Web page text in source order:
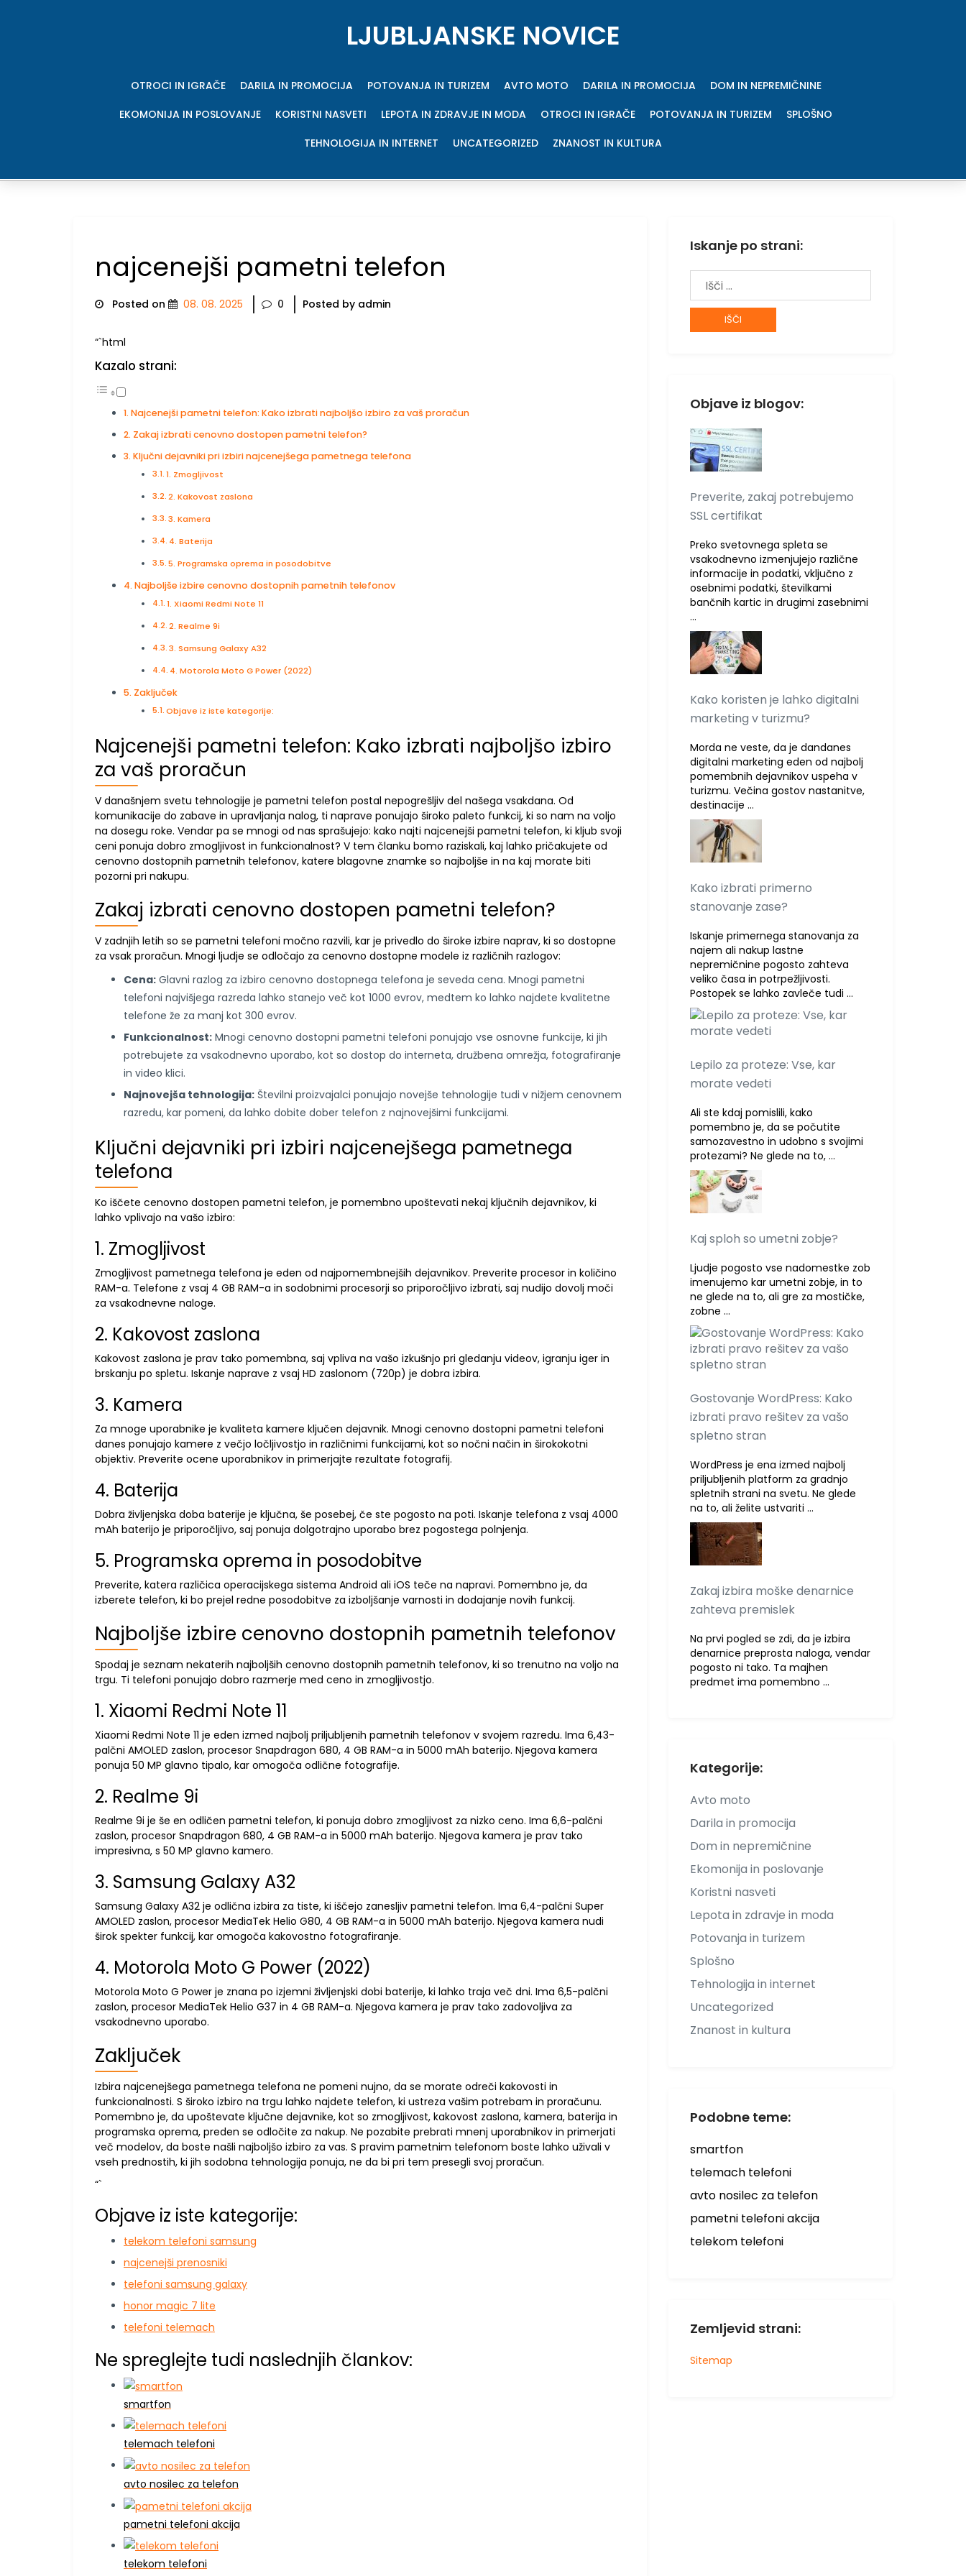
LJUBLJANSKE NOVICE
OTROCI IN IGRAČE DARILA IN PROMOCIJA POTOVANJA IN TURIZEM AVTO MOTO DARILA IN PROMOCIJA
DOM IN NEPREMIČNINE
EKOMONIJA IN POSLOVANJE
KORISTNI NASVETI LEPOTA IN ZDRAVJE IN MODA OTROCI IN IGRAČE POTOVANJA IN TURIZEM
SPLOŠNO
TEHNOLOGIJA IN INTERNET
UNCATEGORIZED ZNANOST IN KULTURA
najcenejši pametni telefon
Posted on 08. 08. 2025 0 Posted by admin
“`html
Kazalo strani:
Najcenejši pametni telefon: Kako izbrati najboljšo izbiro za vaš proračun
Zakaj izbrati cenovno dostopen pametni telefon?
Ključni dejavniki pri izbiri najcenejšega pametnega telefona
1. Zmogljivost
2. Kakovost zaslona
3. Kamera
4. Baterija
5. Programska oprema in posodobitve
Najboljše izbire cenovno dostopnih pametnih telefonov
1. Xiaomi Redmi Note 11
2. Realme 9i
3. Samsung Galaxy A32
4. Motorola Moto G Power (2022)
Zaključek
Objave iz iste kategorije:
Najcenejši pametni telefon: Kako izbrati najboljšo izbiro
za vaš proračun
V današnjem svetu tehnologije je pametni telefon postal nepogrešljiv del našega vsakdana. Od
komunikacije do zabave in upravljanja nalog, ti naprave ponujajo široko paleto funkcij, ki so nam na voljo
na dosegu roke. Vendar pa se mnogi od nas sprašujejo: kako najti najcenejši pametni telefon, ki kljub svoji
ceni ponuja dobro zmogljivost in funkcionalnost? V tem članku bomo raziskali, kaj lahko pričakujete od
cenovno dostopnih pametnih telefonov, katere blagovne znamke so najboljše in na kaj morate biti
pozorni pri nakupu.
Zakaj izbrati cenovno dostopen pametni telefon?
V zadnjih letih so se pametni telefoni močno razvili, kar je privedlo do široke izbire naprav, ki so dostopne
za vsak proračun. Mnogi ljudje se odločajo za cenovno dostopne modele iz različnih razlogov:
Cena: Glavni razlog za izbiro cenovno dostopnega telefona je seveda cena. Mnogi pametni
telefoni najvišjega razreda lahko stanejo več kot 1000 evrov, medtem ko lahko najdete kvalitetne
telefone že za manj kot 300 evrov.
Funkcionalnost: Mnogi cenovno dostopni pametni telefoni ponujajo vse osnovne funkcije, ki jih
potrebujete za vsakodnevno uporabo, kot so dostop do interneta, družbena omrežja, fotografiranje
in video klici.
Najnovejša tehnologija: Številni proizvajalci ponujajo novejše tehnologije tudi v nižjem cenovnem
razredu, kar pomeni, da lahko dobite dober telefon z najnovejšimi funkcijami.
Ključni dejavniki pri izbiri najcenejšega pametnega
telefona
Ko iščete cenovno dostopen pametni telefon, je pomembno upoštevati nekaj ključnih dejavnikov, ki
lahko vplivajo na vašo izbiro:
1. Zmogljivost
Zmogljivost pametnega telefona je eden od najpomembnejših dejavnikov. Preverite procesor in količino
RAM-a. Telefone z vsaj 4 GB RAM-a in sodobnimi procesorji so priporočljivo izbrati, saj nudijo dovolj moči
za vsakodnevne naloge.
2. Kakovost zaslona
Kakovost zaslona je prav tako pomembna, saj vpliva na vašo izkušnjo pri gledanju videov, igranju iger in
brskanju po spletu. Iskanje naprave z vsaj HD zaslonom (720p) je dobra izbira.
3. Kamera
Za mnoge uporabnike je kvaliteta kamere ključen dejavnik. Mnogi cenovno dostopni pametni telefoni
danes ponujajo kamere z večjo ločljivostjo in različnimi funkcijami, kot so nočni način in širokokotni
objektiv. Preverite ocene uporabnikov in primerjajte rezultate fotografij.
4. Baterija
Dobra življenjska doba baterije je ključna, še posebej, če ste pogosto na poti. Iskanje telefona z vsaj 4000
mAh baterijo je priporočljivo, saj ponuja dolgotrajno uporabo brez pogostega polnjenja.
5. Programska oprema in posodobitve
Preverite, katera različica operacijskega sistema Android ali iOS teče na napravi. Pomembno je, da
izberete telefon, ki bo prejel redne posodobitve za izboljšanje varnosti in dodajanje novih funkcij.
Najboljše izbire cenovno dostopnih pametnih telefonov
Spodaj je seznam nekaterih najboljših cenovno dostopnih pametnih telefonov, ki so trenutno na voljo na
trgu. Ti telefoni ponujajo dobro razmerje med ceno in zmogljivostjo.
1. Xiaomi Redmi Note 11
Xiaomi Redmi Note 11 je eden izmed najbolj priljubljenih pametnih telefonov v svojem razredu. Ima 6,43-
palčni AMOLED zaslon, procesor Snapdragon 680, 4 GB RAM-a in 5000 mAh baterijo. Njegova kamera
ponuja 50 MP glavno tipalo, kar omogoča odlične fotografije.
2. Realme 9i
Realme 9i je še en odličen pametni telefon, ki ponuja dobro zmogljivost za nizko ceno. Ima 6,6-palčni
zaslon, procesor Snapdragon 680, 4 GB RAM-a in 5000 mAh baterijo. Njegova kamera je prav tako
impresivna, s 50 MP glavno kamero.
3. Samsung Galaxy A32
Samsung Galaxy A32 je odlična izbira za tiste, ki iščejo zanesljiv pametni telefon. Ima 6,4-palčni Super
AMOLED zaslon, procesor MediaTek Helio G80, 4 GB RAM-a in 5000 mAh baterijo. Njegova kamera nudi
širok spekter funkcij, kar omogoča kakovostno fotografiranje.
4. Motorola Moto G Power (2022)
Motorola Moto G Power je znana po izjemni življenjski dobi baterije, ki lahko traja več dni. Ima 6,5-palčni
zaslon, procesor MediaTek Helio G37 in 4 GB RAM-a. Njegova kamera je prav tako zadovoljiva za
vsakodnevno uporabo.
Zaključek
Izbira najcenejšega pametnega telefona ne pomeni nujno, da se morate odreči kakovosti in
funkcionalnosti. S široko izbiro na trgu lahko najdete telefon, ki ustreza vašim potrebam in proračunu.
Pomembno je, da upoštevate ključne dejavnike, kot so zmogljivost, kakovost zaslona, kamera, baterija in
programska oprema, preden se odločite za nakup. Ne pozabite prebrati mnenj uporabnikov in primerjati
več modelov, da boste našli najboljšo izbiro za vas. S pravim pametnim telefonom boste lahko uživali v
vseh prednostih, ki jih sodobna tehnologija ponuja, ne da bi pri tem presegli svoj proračun.
“`
Objave iz iste kategorije:
telekom telefoni samsung
najcenejši prenosniki
telefoni samsung galaxy
honor magic 7 lite
telefoni telemach
Ne spreglejte tudi naslednjih člankov:
smartfon
telemach telefoni
avto nosilec za telefon
pametni telefoni akcija
telekom telefoni
Iskanje po strani:
Išči:
Objave iz blogov:
Preverite, zakaj potrebujemo
SSL certifikat
Preko svetovnega spleta se
vsakodnevno izmenjujejo različne
informacije in podatki, vključno z
osebnimi podatki, številkami
bančnih kartic in drugimi zasebnimi
…
Kako koristen je lahko digitalni
marketing v turizmu?
Morda ne veste, da je dandanes
digitalni marketing eden od najbolj
pomembnih dejavnikov uspeha v
turizmu. Večina gostov nastanitve,
destinacije …
Kako izbrati primerno
stanovanje zase?
Iskanje primernega stanovanja za
najem ali nakup lastne
nepremičnine pogosto zahteva
veliko časa in potrpežljivosti.
Postopek se lahko zavleče tudi …
Lepilo za proteze: Vse, kar
morate vedeti
Ali ste kdaj pomislili, kako
pomembno je, da se počutite
samozavestno in udobno s svojimi
protezami? Ne glede na to, …
Kaj sploh so umetni zobje?
Ljudje pogosto vse nadomestke zob
imenujemo kar umetni zobje, in to
ne glede na to, ali gre za mostičke,
zobne …
Gostovanje WordPress: Kako
izbrati pravo rešitev za vašo
spletno stran
WordPress je ena izmed najbolj
priljubljenih platform za gradnjo
spletnih strani na svetu. Ne glede
na to, ali želite ustvariti …
Zakaj izbira moške denarnice
zahteva premislek
Na prvi pogled se zdi, da je izbira
denarnice preprosta naloga, vendar
pogosto ni tako. Ta majhen
predmet ima pomembno …
Kategorije:
Avto moto
Darila in promocija
Dom in nepremičnine
Ekomonija in poslovanje
Koristni nasveti
Lepota in zdravje in moda
Potovanja in turizem
Splošno
Tehnologija in internet
Uncategorized
Znanost in kultura
Podobne teme:
smartfon
telemach telefoni
avto nosilec za telefon
pametni telefoni akcija
telekom telefoni
Zemljevid strani:
Sitemap